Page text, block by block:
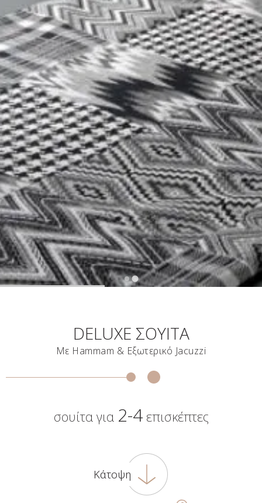
DELUXE ΣΟΥΊΤΑ
Με Hammam & Εξωτερικό Jacuzzi
σουίτα για 2-4επισκέπτες
Κάτοψη